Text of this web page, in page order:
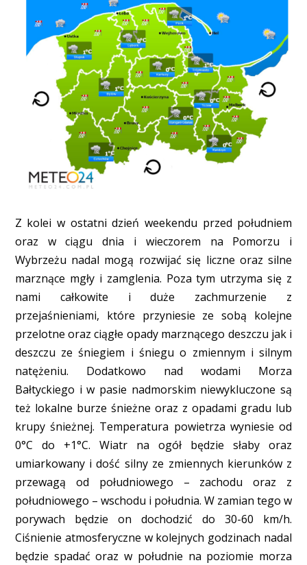
Z kolei w ostatni dzień weekendu przed południem
oraz w ciągu dnia i wieczorem na Pomorzu i
Wybrzeżu nadal mogą rozwijać się liczne oraz silne
marznące mgły i zamglenia. Poza tym utrzyma się z
nami całkowite i duże zachmurzenie z
przejaśnieniami, które przyniesie ze sobą kolejne
przelotne oraz ciągłe opady marznącego deszczu jak i
deszczu ze śniegiem i śniegu o zmiennym i silnym
natężeniu. Dodatkowo nad wodami Morza
Bałtyckiego i w pasie nadmorskim niewykluczone są
też lokalne burze śnieżne oraz z opadami gradu lub
krupy śnieżnej. Temperatura powietrza wyniesie od
0°C do +1°C. Wiatr na ogół będzie słaby oraz
umiarkowany i dość silny ze zmiennych kierunków z
przewagą od południowego – zachodu oraz z
południowego – wschodu i południa. W zamian tego w
porywach będzie on dochodzić do 30-60 km/h.
Ciśnienie atmosferyczne w kolejnych godzinach nadal
będzie spadać oraz w południe na poziomie morza